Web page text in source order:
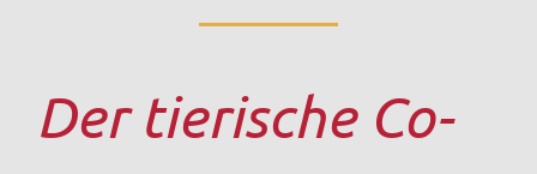
Der tierische Co-